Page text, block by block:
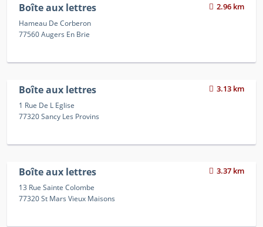
Boîte aux lettres 2.96 km
Hameau De Corberon
77560 Augers En Brie
Boîte aux lettres 3.13 km
1 Rue De L Eglise
77320 Sancy Les Provins
Boîte aux lettres 3.37 km
13 Rue Sainte Colombe
77320 St Mars Vieux Maisons